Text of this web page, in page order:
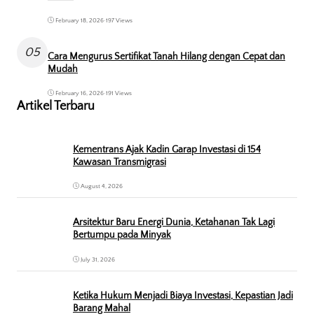
February 18, 2026•197 Views
05
Cara Mengurus Sertifikat Tanah Hilang dengan Cepat dan
Mudah
February 16, 2026•191 Views
Artikel Terbaru
Kementrans Ajak Kadin Garap Investasi di 154
Kawasan Transmigrasi
August 4, 2026
Arsitektur Baru Energi Dunia, Ketahanan Tak Lagi
Bertumpu pada Minyak
July 31, 2026
Ketika Hukum Menjadi Biaya Investasi, Kepastian Jadi
Barang Mahal